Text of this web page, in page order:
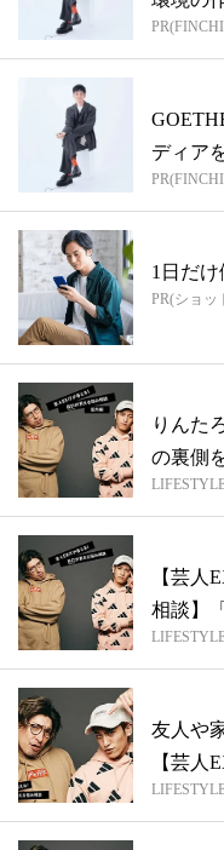
ディア
1日だ
PR(ショッ
りんた
の裏側
出...
【芸人
相談】
友人や
【芸人
み...